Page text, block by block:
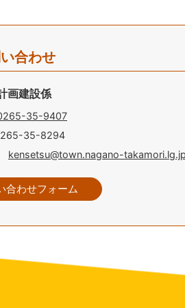
合わせ
画建設係
35-9407
35-8294
kensetsu@town.nagano-
合わせフォーム